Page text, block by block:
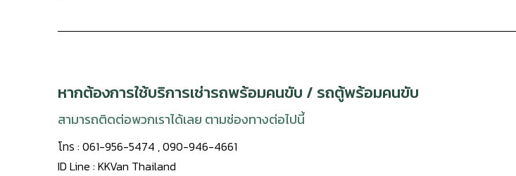
หากต้องการใช้บริการเช่ารถพร้อมคนขับ / รถตู้พร้อมคนขับ
สามารถติดต่อพวกเราได้เลย ตามช่องทางต่อไปนี้
โทร : 061-956-5474 , 090-946-4661
ID Line : KKVan Thailand